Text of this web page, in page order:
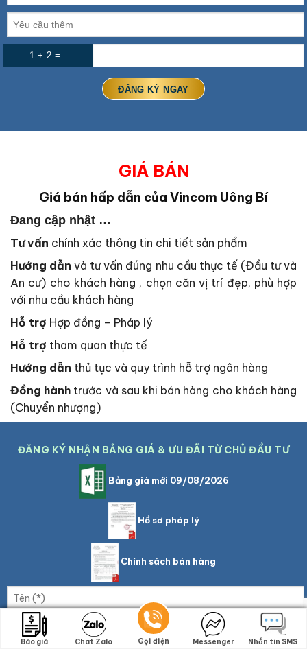
1 + 2 =
GIÁ BÁN
Giá bán hấp dẫn của Vincom Uông Bí
Đang cập nhật …
Tư vấn chính xác thông tin chi tiết sản phẩm
Hướng dẫn và tư vấn đúng nhu cầu thực tế (Đầu tư và
An cư) cho khách hàng , chọn căn vị trí đẹp, phù hợp
với nhu cầu khách hàng
Hỗ trợ Hợp đồng – Pháp lý
Hỗ trợ tham quan thực tế
Hướng dẫn thủ tục và quy trình hỗ trợ ngân hàng
Đồng hành trước và sau khi bán hàng cho khách hàng
(Chuyển nhượng)
ĐĂNG KÝ NHẬN BẢNG GIÁ & ƯU ĐÃI TỪ CHỦ ĐẦU TƯ
Bảng giá mới 09/08/2026
Hồ sơ pháp lý
Chính sách bán hàng
Báo giá Chat Zalo Gọi điện Messenger Nhắn tin SMS
Báo giá Chat Zalo Gọi điện Messenger Nhắn tin SMS